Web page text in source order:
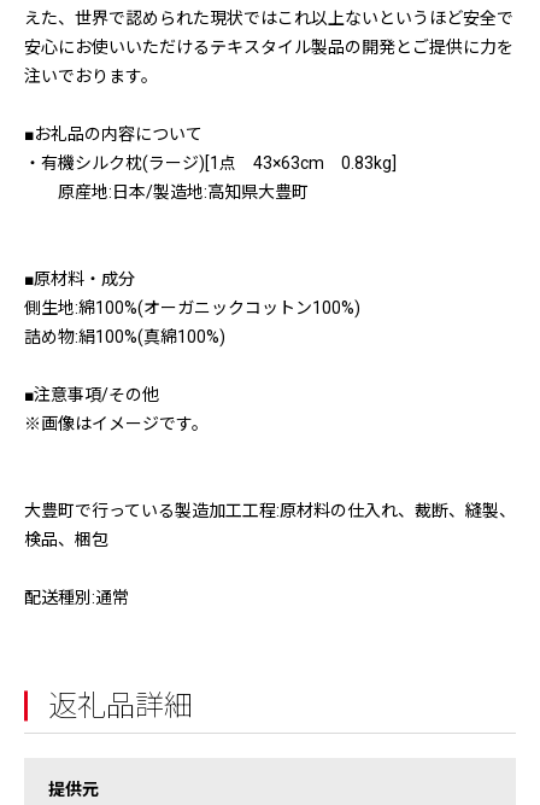
えた、世界で認められた現状ではこれ以上ないというほど安全で
安心にお使いいただけるテキスタイル製品の開発とご提供に力を
注いでおります。
■お礼品の内容について
・有機シルク枕(ラージ)[1点 43×63cm 0.83kg]
原産地:日本/製造地:高知県大豊町
■原材料・成分
側生地:綿100%(オーガニックコットン100%)
詰め物:絹100%(真綿100%)
■注意事項/その他
※画像はイメージです。
大豊町で行っている製造加工工程:原材料の仕入れ、裁断、縫製、
検品、梱包
配送種別:通常
返礼品詳細
提供元